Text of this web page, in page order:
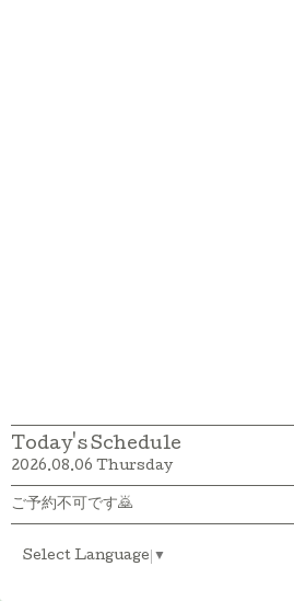
Today's Schedule
2026.08.06 Thursday
ご予約不可です🙇
Select Language ▼